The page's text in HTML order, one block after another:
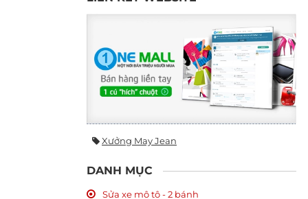
Xưởng May Jean
DANH MỤC
Sửa xe mô tô - 2 bánh